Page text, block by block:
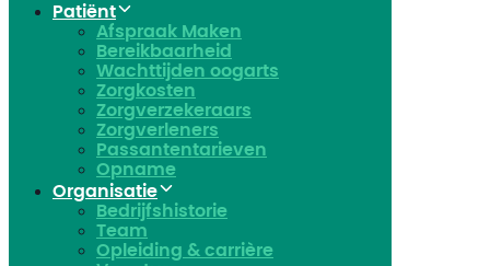
Patiënt
Afspraak Maken
Bereikbaarheid
Wachttijden oogarts
Zorgkosten
Zorgverzekeraars
Zorgverleners
Passantentarieven
Opname
Organisatie
Bedrijfshistorie
Team
Opleiding & carrière